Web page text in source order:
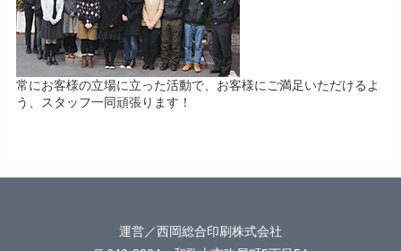
常にお客様の立場に立った活動で、お客様にご満足いただけるよ
う、スタッフ一同頑張ります！
運営／西岡総合印刷株式会社